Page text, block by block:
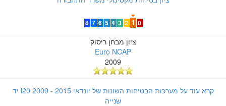
0
1
2
3
4
5
6
7
8
ציון מבחן ריסוק
Euro NCAP
2009
קרא עוד על מערכות הבטיחות השונות של יונדאי i20 2009 - 2015 יד
שנייה